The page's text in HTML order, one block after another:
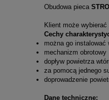
Obudowa pieca
Klient może
Cechy
można go instalować
mechanizm obrotowy
dopływ powietrza
za pomocą jednego
doprowadzenie
Dane techniczne: